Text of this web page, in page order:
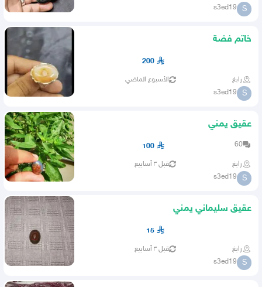
S
s3ed19
خاتم فضة
200
رابغ الأسبوع الماضي
S
s3ed19
عقيق يمني
60
100
رابغ قبل ٣ أسابيع
S
s3ed19
عقيق سليماني يمني
15
رابغ قبل ٣ أسابيع
S
s3ed19